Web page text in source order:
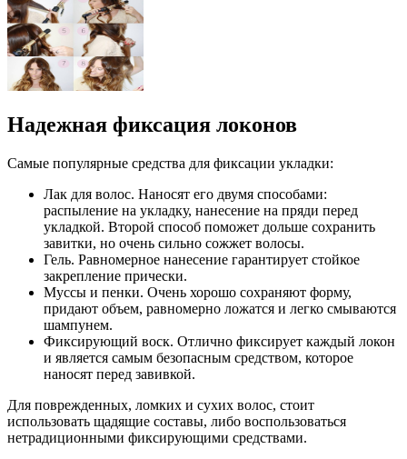
Надежная фиксация локонов
Самые популярные средства для фиксации укладки:
Лак для волос. Наносят его двумя способами:
распыление на укладку, нанесение на пряди перед
укладкой. Второй способ поможет дольше сохранить
завитки, но очень сильно сожжет волосы.
Гель. Равномерное нанесение гарантирует стойкое
закрепление прически.
Муссы и пенки. Очень хорошо сохраняют форму,
придают объем, равномерно ложатся и легко смываются
шампунем.
Фиксирующий воск. Отлично фиксирует каждый локон
и является самым безопасным средством, которое
наносят перед завивкой.
Для поврежденных, ломких и сухих волос, стоит
использовать щадящие составы, либо воспользоваться
нетрадиционными фиксирующими средствами.